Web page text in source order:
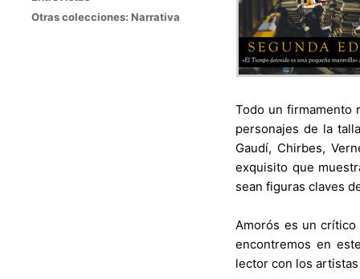
Otras colecciones: Narrativa
Todo un firmamento
personajes de la
Gaudí, Chirbes,
exquisito que
sean figuras claves
Amorós es un
encontremos en
lector con los